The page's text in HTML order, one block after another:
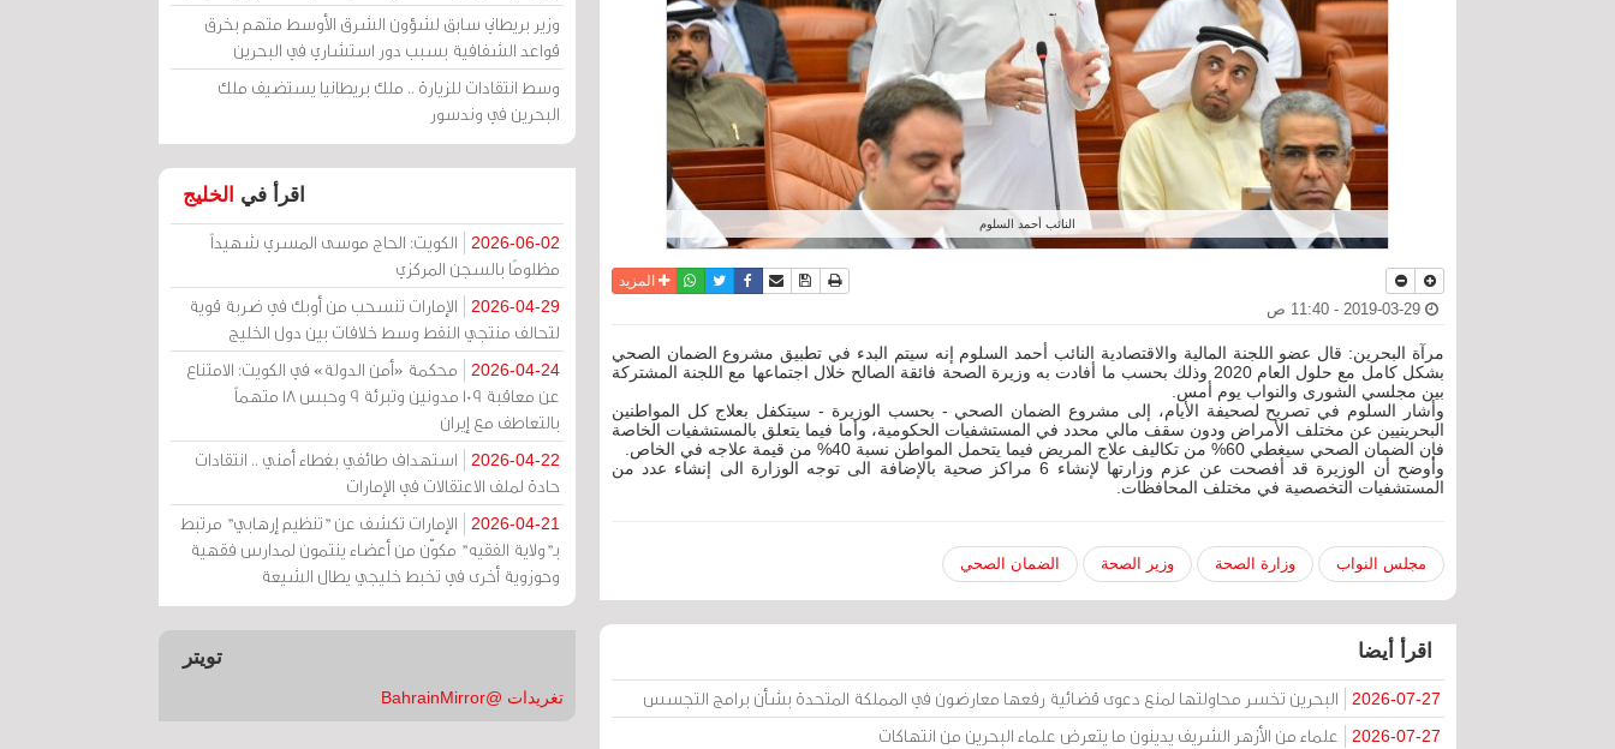
النائب أحمد السلوم
نسخة للطباعة
حفظ الموضوع
أرسل الى صديق
فيسبوكتويترواتسابالمزيد
مرآة البحرين: قال عضو اللجنة المالية والاقتصادية النائب أحمد السلوم إنه سيتم البدء في تطبيق مشروع الضمان الصحي
بشكل كامل مع حلول العام 2020 وذلك بحسب ما أفادت به وزيرة الصحة فائقة الصالح خلال اجتماعها مع اللجنة المشتركة
بين مجلسي الشورى والنواب يوم أمس.
وأشار السلوم في تصريح لصحيفة الأيام، إلى مشروع الضمان الصحي - بحسب الوزيرة - سيتكفل بعلاج كل المواطنين
البحرينيين عن مختلف الأمراض ودون سقف مالي محدد في المستشفيات الحكومية، وأما فيما يتعلق بالمستشفيات الخاصة
فإن الضمان الصحي سيغطي 60% من تكاليف علاج المريض فيما يتحمل المواطن نسبة 40% من قيمة علاجه في الخاص.
وأوضح أن الوزيرة قد أفصحت عن عزم وزارتها لإنشاء 6 مراكز صحية بالإضافة الى توجه الوزارة الى إنشاء عدد من
المستشفيات التخصصية في مختلف المحافظات.
مجلس النواب وزارة الصحة وزير الصحة الضمان الصحي
اقرأ أيضا
2026-07-27 البحرين تخسر محاولتها لمنع دعوى قضائية رفعها معارضون في المملكة المتحدة بشأن برامج التجسس
2026-07-27 علماء من الأزهر الشريف يدينون ما يتعرض علماء البحرين من انتهاكات
وزير بريطاني سابق لشؤون الشرق الأوسط متهم بخرق
قواعد الشفافية بسبب دور استشاري في البحرين
وسط انتقادات للزيارة .. ملك بريطانيا يستضيف ملك
البحرين في وندسور
اقرأ في الخليج
2026-06-02
الكويت: الحاج موسى المسري شهيداً
مظلومًا بالسجن المركزي
2026-04-29
الإمارات تنسحب من أوبك في ضربة قوية
لتحالف منتجي النفط وسط خلافات بين دول الخليج
2026-04-24
محكمة «أمن الدولة» في الكويت: الامتناع
عن معاقبة 109 مدونين وتبرئة 9 وحبس 18 متهماً
بالتعاطف مع إيران
2026-04-22
استهداف طائفي بغطاء أمني .. انتقادات
حادة لملف الاعتقالات في الإمارات
2026-04-21
الإمارات تكشف عن "تنظيم إرهابي" مرتبط
بـ"ولاية الفقيه" مكوّن من أعضاء ينتمون لمدارس فقهية
وحوزوية أخرى في تخبط خليجي يطال الشيعة
تويتر
تغريدات @BahrainMirror